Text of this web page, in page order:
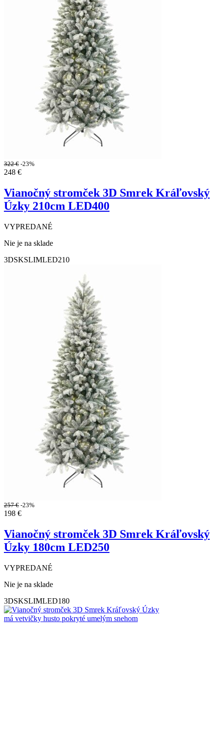
322€ -23%
248 €
Vianočný stromček 3D Smrek Kráľovský
Úzky 210cm LED400
VYPREDANÉ
Nie je na sklade
3DSKSLIMLED210
257€ -23%
198 €
Vianočný stromček 3D Smrek Kráľovský
Úzky 180cm LED250
VYPREDANÉ
Nie je na sklade
3DSKSLIMLED180